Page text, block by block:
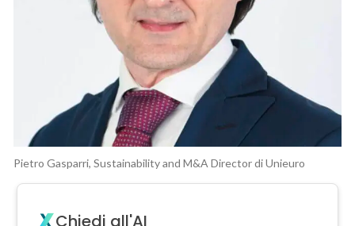
Pietro Gasparri, Sustainability and M&A Director di Unieuro
Chiedi all'AI